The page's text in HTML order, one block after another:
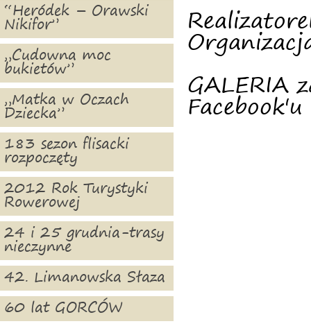
“Heródek – Orawski
Nikifor”
„Cudowna moc
bukietów”
„Matka w Oczach
Dziecka”
183 sezon flisacki
rozpoczęty
2012 Rok Turystyki
Rowerowej
24 i 25 grudnia-trasy
nieczynne
42. Limanowska Słaza
60 lat GORCÓW
GALERIA
Facebook'u